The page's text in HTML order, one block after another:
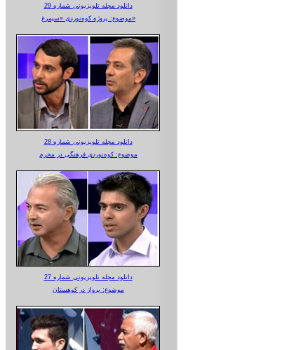
دانلود مجله تلویزیونی شماره 29
موضوع: پروژه کوه‌نوردی «سیمرغ»
دانلود مجله تلویزیونی شماره 28
موضوع: کوه‌نوردی فرهنگی در محرم
دانلود مجله تلویزیونی شماره 27
موضوع: پرواز در کوهستان